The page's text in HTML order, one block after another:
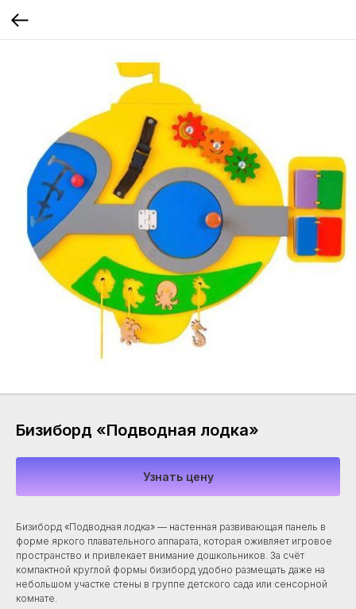
Бизиборд «Подводная лодка»
Узнать цену
Бизиборд «Подводная лодка» — настенная развивающая панель в
форме яркого плавательного аппарата, которая оживляет игровое
пространство и привлекает внимание дошкольников. За счёт
компактной круглой формы бизиборд удобно размещать даже на
небольшом участке стены в группе детского сада или сенсорной
комнате.​​